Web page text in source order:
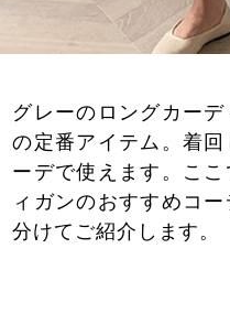
グレーのロングカー
の定番アイテム。着
ーデで使えます。こ
ィガンのおすすめコ
分けてご紹介します。